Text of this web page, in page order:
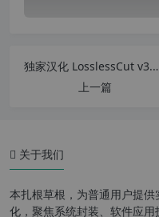
独家汉化 LosslessCut v3.56.0 中文版 视
上一篇
关于我们
本扎根草根，为普通用户提
化，聚焦系统封装、软件应